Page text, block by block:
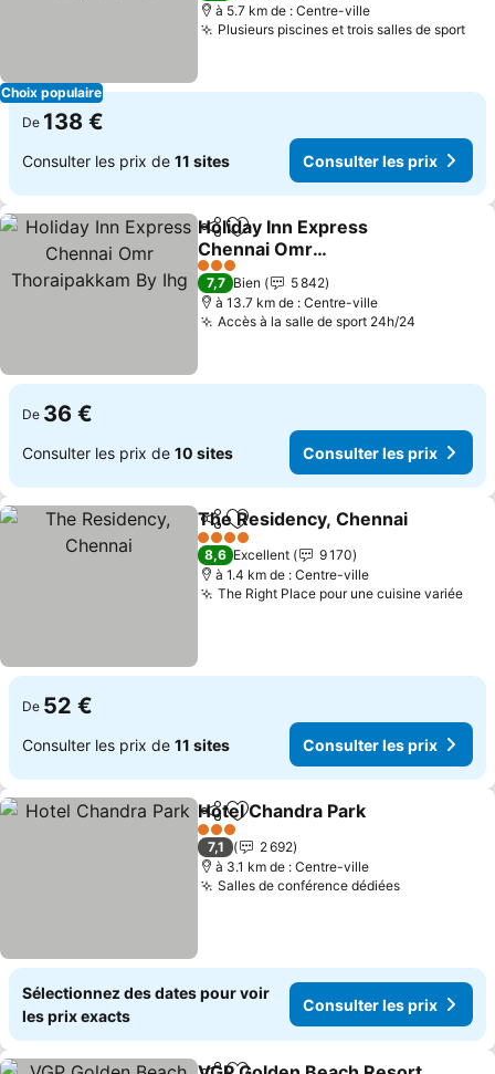
Choix populaire
à 5.7 km de : Centre-ville
Plusieurs piscines et trois salles de sport
De 138 €
Consulter les prix de 11 sites Consulter les prix
PartagerAjouter à mes favoris
Holiday Inn Express
Chennai Omr
Thoraipakkam By Ihg
Consulter les prix
3 Étoiles
7,7 Bien
5 842
à 13.7 km de : Centre-ville
Accès à la salle de sport 24h/24
De 36 €
Consulter les prix de 10 sites Consulter les prix
PartagerAjouter à mes favoris
The Residency, Chennai
4 Étoiles
8,6 Excellent
9 170
à 1.4 km de : Centre-ville
The Right Place pour une cuisine variée
De 52 €
Consulter les prix de 11 sites Consulter les prix
PartagerAjouter à mes favoris
Hotel Chandra Park
3 Étoiles
7,1
2 692
à 3.1 km de : Centre-ville
Salles de conférence dédiéesConsulter
Sélectionnez des dates pour voir
les prix exacts
Consulter les prix